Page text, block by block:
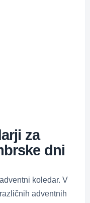
za
dni
koledar. V
adventnih